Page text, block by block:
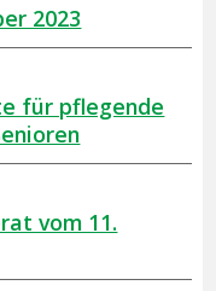
2023
für pflegende
vom 11.